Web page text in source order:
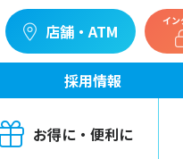
店舗・ATM
イン
採用情報
お得に・便利に